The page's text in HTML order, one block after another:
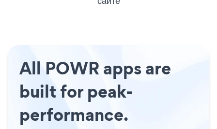
All POWR apps are
built for peak-
performance.